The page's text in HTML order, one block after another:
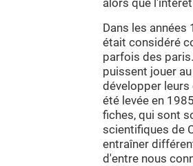
alors que
Dans les années
était considéré
parfois des
puissent jouer
développer
été levée en
fiches, qui sont
scientifiques de
entraîner
d'entre nous